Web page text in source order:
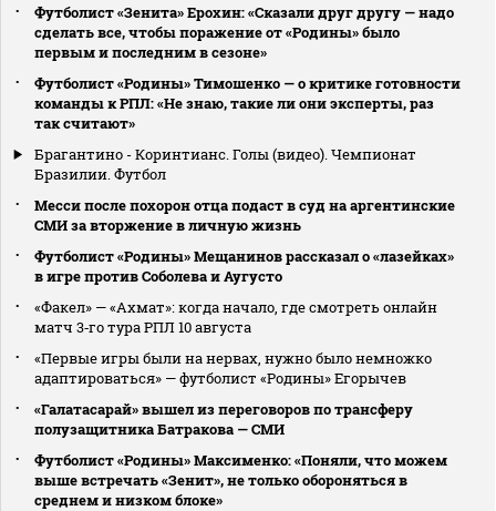
Футболист «Зенита» Ерохин: «Сказали друг другу — надо
сделать все, чтобы поражение от «Родины» было
первым и последним в сезоне»
Футболист «Родины» Тимошенко — о критике готовности
команды к РПЛ: «Не знаю, такие ли они эксперты, раз
так считают»
Брагантино - Коринтианс. Голы (видео). Чемпионат
Бразилии. Футбол
Месси после похорон отца подаст в суд на аргентинские
СМИ за вторжение в личную жизнь
Футболист «Родины» Мещанинов рассказал о «лазейках»
в игре против Соболева и Аугусто
«Факел» — «Ахмат»: когда начало, где смотреть онлайн
матч 3‑го тура РПЛ 10 августа
«Первые игры были на нервах, нужно было немножко
адаптироваться» — футболист «Родины» Егорычев
«Галатасарай» вышел из переговоров по трансферу
полузащитника Батракова — СМИ
Футболист «Родины» Максименко: «Поняли, что можем
выше встречать «Зенит», не только обороняться в
среднем и низком блоке»